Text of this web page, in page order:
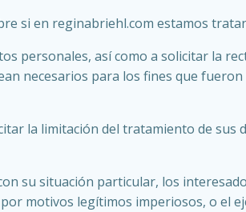
si en reginabriehl.com estamos
personales, así como a solicitar la
necesarios para los fines que
la limitación del tratamiento de sus
su situación particular, los
motivos legítimos imperiosos, o el